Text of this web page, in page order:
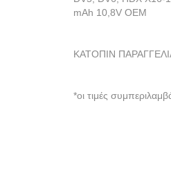
mAh 10,8V OEM
ΚΑΤΟΠΙΝ
*οι τιμές